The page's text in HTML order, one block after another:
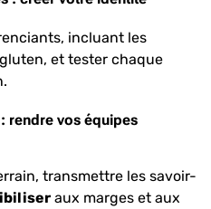
incluant les
et tester chaque
rendre vos équipes
transmettre les savoir-
aux marges et aux